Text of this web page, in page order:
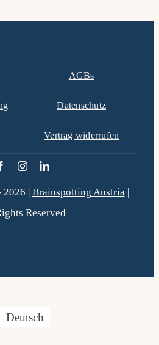
AGBs
Datenschutz
Vertrag widerrufen
| Brainspotting Austria|
Reserved
Deutsch